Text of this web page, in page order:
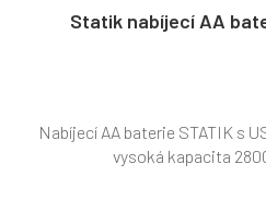
Statik nabíjecí AA
Nabíjecí AA baterie STATIK s
vysoká kapacita